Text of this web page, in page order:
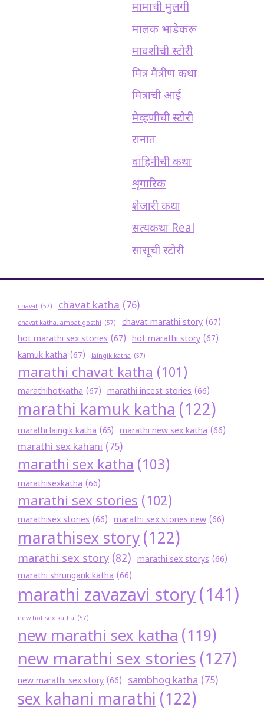
मामाची मुलगी
मालक भाडेकरू
मावशीची स्टोरी
मित्र मैत्रीण कथा
मित्राची आई
मेव्हणीची स्टोरी
रानात
वाहिनीची कथा
शृंगारिक
शेजारी कथा
सत्यकथा Real
सासूची स्टोरी
chavat (57) chavat katha (76)
chavat katha. ambat gosthi (57) chavat marathi story (67)
hot marathi sex stories (67) hot marathi story (67)
kamuk katha (67) laingik katha (57)
marathi chavat katha (101)
marathihotkatha (67) marathi incest stories (66)
marathi kamuk katha (122)
marathi laingik katha (65) marathi new sex katha (66)
marathi sex kahani (75)
marathi sex katha (103)
marathisexkatha (66)
marathi sex stories (102)
marathisex stories (66) marathi sex stories new (66)
marathisex story (122)
marathi sex story (82) marathi sex storys (66)
marathi shrungarik katha (66)
marathi zavazavi story(141)
new hot sex katha (57)
new marathi sex katha (119)
new marathi sex stories(127)
new marathi sex story (66) sambhog katha (75)
sex kahani marathi (122)